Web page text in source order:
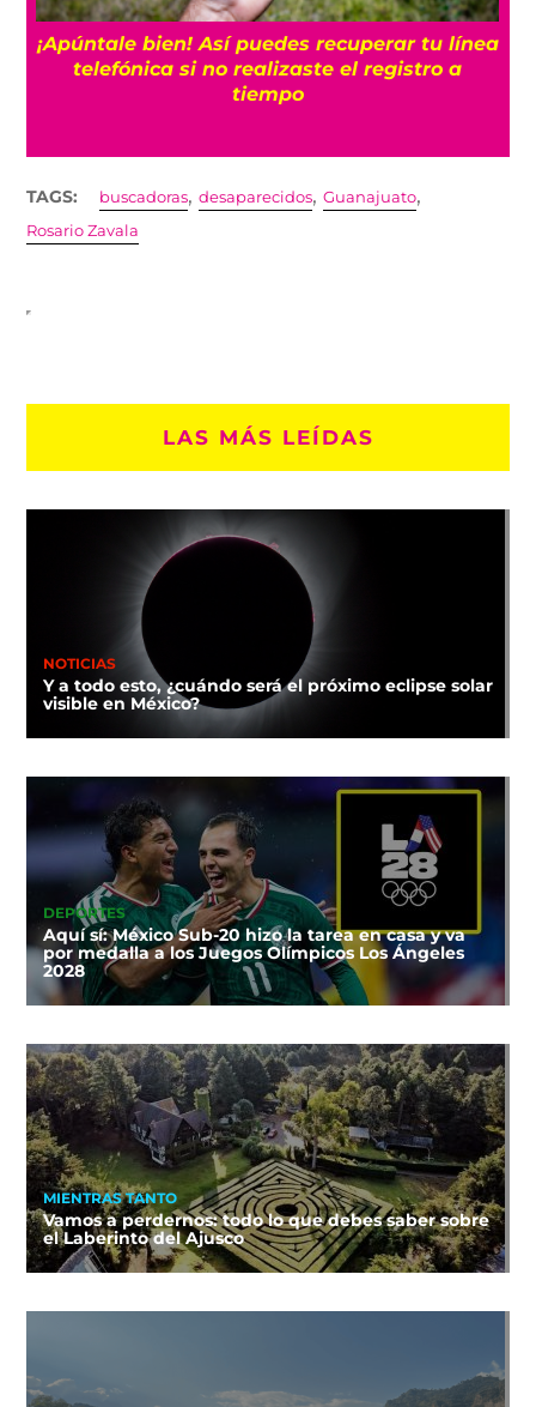
¡Apúntale bien! Así puedes recuperar tu línea
telefónica si no realizaste el registro a
tiempo
TAGS: buscadoras,desaparecidos,Guanajuato,
Rosario Zavala
LAS MÁS LEÍDAS
NOTICIAS
Y a todo esto, ¿cuándo será el próximo eclipse solar
visible en México?
DEPORTES
Aquí sí: México Sub-20 hizo la tarea en casa y va
por medalla a los Juegos Olímpicos Los Ángeles
2028
MIENTRAS TANTO
Vamos a perdernos: todo lo que debes saber sobre
el Laberinto del Ajusco